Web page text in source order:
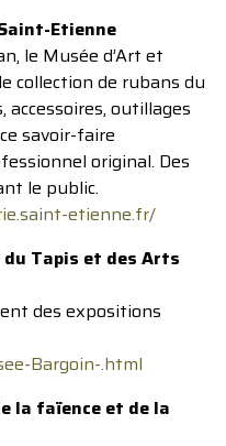
Etienne
le Musée d’Art et
collection de rubans du
accessoires, outillages
savoir-faire
original. Des
le public.
etienne.fr/
Tapis et des Arts
des expositions
Bargoin-.html
la faïence et de la